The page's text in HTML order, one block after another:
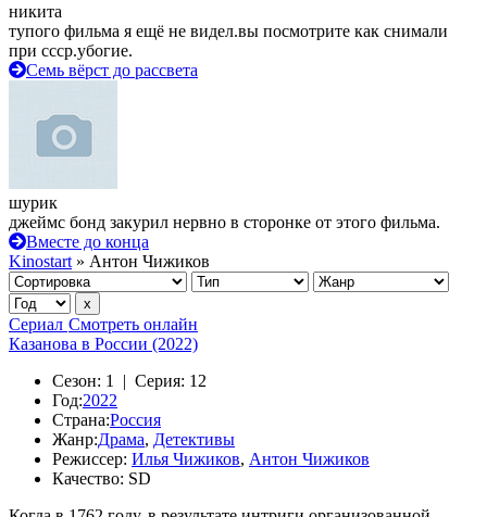
никита
тупого фильма я ещё не видел.вы посмотрите как снимали
при ссср.убогие.
Семь вёрст до рассвета
шурик
джеймс бонд закурил нервно в сторонке от этого фильма.
Вместе до конца
Kinostart » Антон Чижиков
Сериал Смотреть онлайн
Казанова в России (2022)
Сезон: 1 | Серия: 12
Год:2022
Страна:Россия
Жанр:Драма, Детективы
Режиссер: Илья Чижиков, Антон Чижиков
Качество: SD